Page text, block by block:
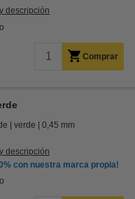
descripción
Comprar
verde 0,45 mm
descripción
con nuestra marca propia!